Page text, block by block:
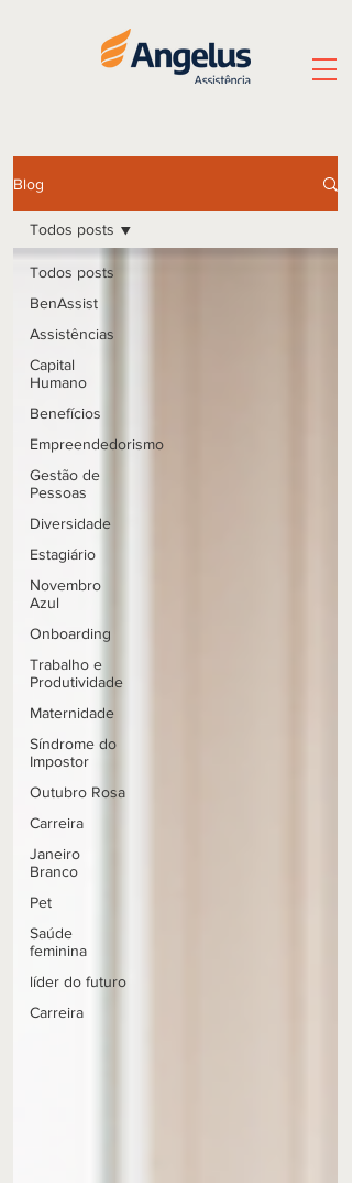
Blog
Todos posts
BenAssist
Assistências
Capital
Humano
Benefícios
Empreendedorismo
Gestão de
Pessoas
Diversidade
Estagiário
Novembro
Azul
Onboarding
Trabalho e
Produtividade
Maternidade
Síndrome do
Impostor
Outubro Rosa
Carreira
Janeiro
Branco
Pet
Saúde
feminina
líder do futuro
Carreira
Todos posts